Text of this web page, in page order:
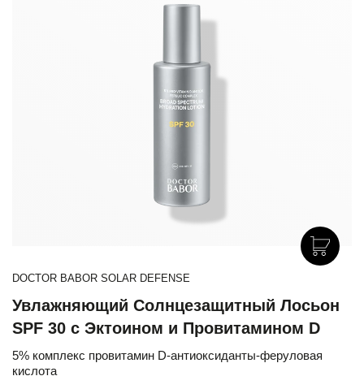
DOCTOR BABOR SOLAR DEFENSE
Увлажняющий Солнцезащитный Лосьон
SPF 30 с Эктоином и Провитамином D
5% комплекс провитамин D-антиоксиданты-феруловая
кислота